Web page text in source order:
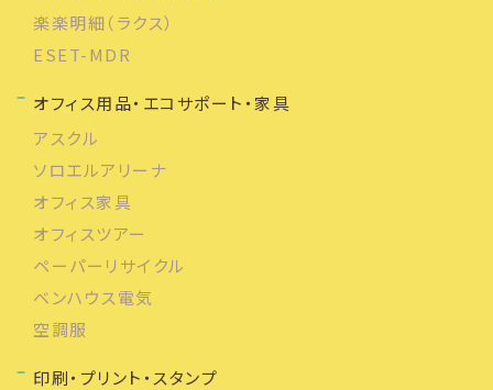
楽楽明細（ラクス）
ESET-MDR
オフィス用品・エコサポート・家具
アスクル
ソロエルアリーナ
オフィス家具
オフィスツアー
ペーパーリサイクル
ベンハウス電気
空調服
印刷・プリント・スタンプ